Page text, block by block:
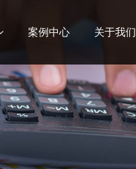
案例中心 关于我们